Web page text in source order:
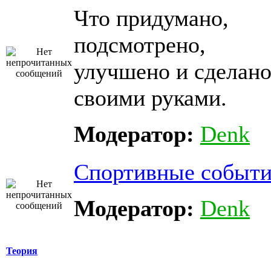
Что придумано,
подсмотрено,
улучшено и сделано
своими руками.
Модератор: Denk
Спортивные
Модератор: Denk
Теория